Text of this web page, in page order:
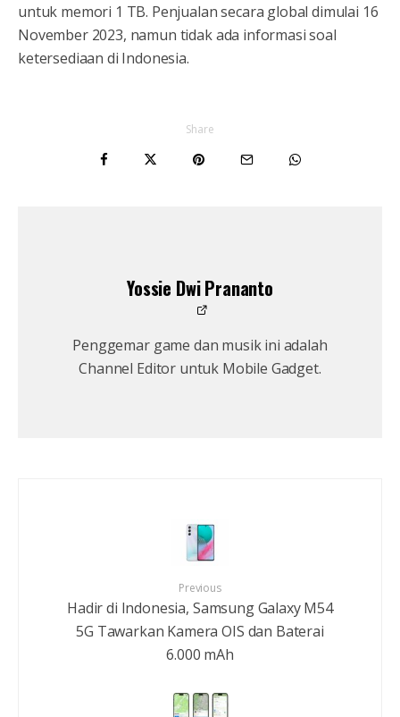
untuk memori 1 TB. Penjualan secara global dimulai 16
November 2023, namun tidak ada informasi soal
ketersediaan di Indonesia.
Share
Yossie Dwi Prananto
Penggemar game dan musik ini adalah
Channel Editor untuk Mobile Gadget.
Previous
Hadir di Indonesia, Samsung Galaxy M54
5G Tawarkan Kamera OIS dan Baterai
6.000 mAh